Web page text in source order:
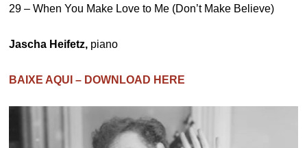
29 – When You Make Love to Me (Don’t Make Believe)
Jascha Heifetz, piano
BAIXE AQUI – DOWNLOAD HERE